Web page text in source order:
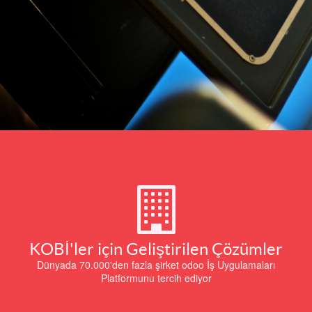
KOBİ'ler için Geliştirilen Çözümler
Dünyada 70.000'den fazla şirket odoo İş Uygulamaları
Platformunu tercih ediyor